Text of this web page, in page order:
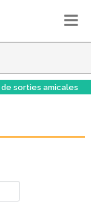
de sorties amicales